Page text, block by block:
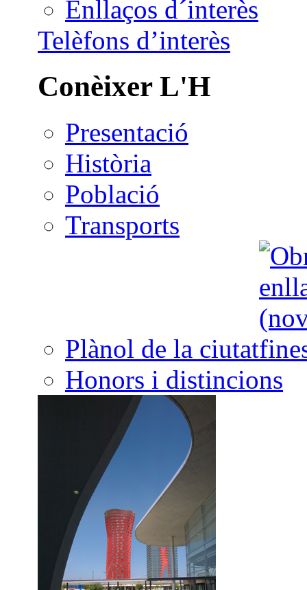
Enllaços d´interès
Telèfons d’interès
Conèixer L'H
Presentació
Història
Població
Transports
Plànol de la ciutat
Honors i distincions